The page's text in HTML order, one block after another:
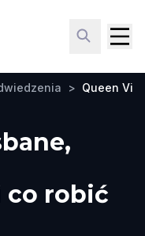
> Queen
co robić